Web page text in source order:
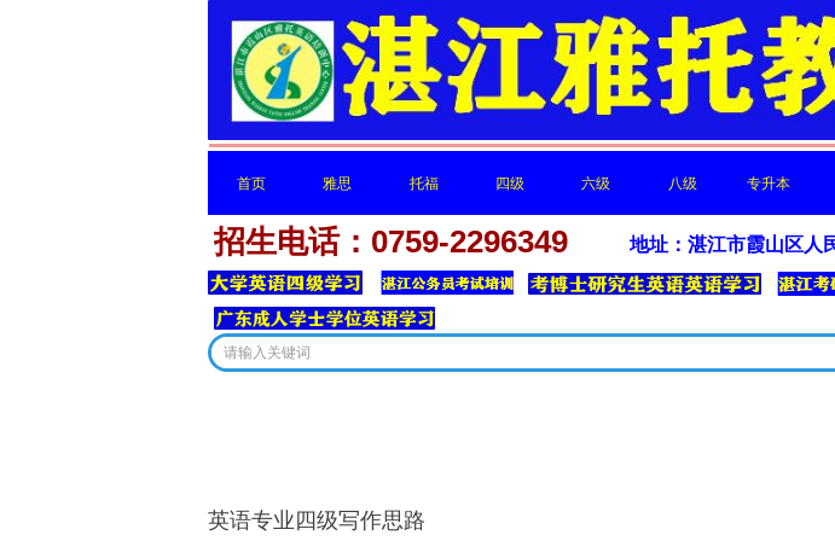
首页
首页
雅思
雅思
托福
托福
四级
四级
六级 八级
八级
专升本
专升本
招生电话：0759-2296349 地址：湛江市霞山区人
新闻
英语专业四级写作思路
这里有最新的公司动态，这里有最新的网站